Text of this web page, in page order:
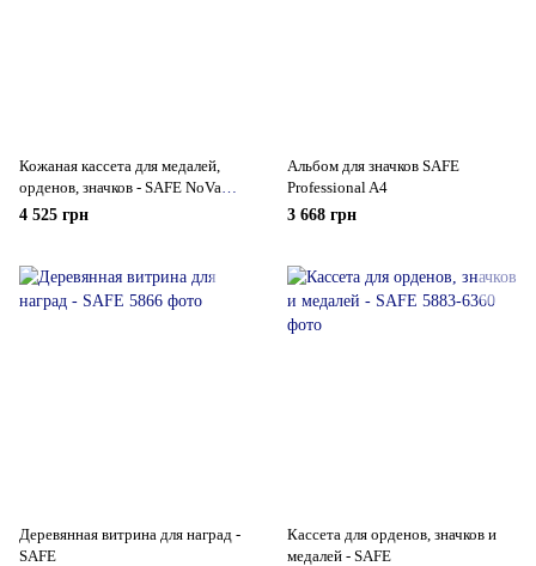
Кожаная кассета для медалей,
орденов, значков - SAFE NoVa
deLuxe
4 525 грн
Альбом для значков SAFE
Professional A4
3 668 грн
Деревянная витрина для наград -
SAFE
Кассета для орденов, значков и
медалей - SAFE